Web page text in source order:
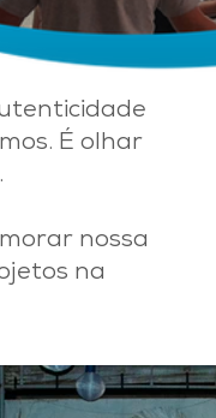
É olhar
nossa
na